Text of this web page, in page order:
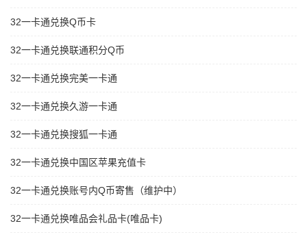
32一卡通兑换Q币卡
32一卡通兑换联通积分Q币
32一卡通兑换完美一卡通
32一卡通兑换久游一卡通
32一卡通兑换搜狐一卡通
32一卡通兑换中国区苹果充值卡
32一卡通兑换账号内Q币寄售（维护中）
32一卡通兑换唯品会礼品卡(唯品卡)